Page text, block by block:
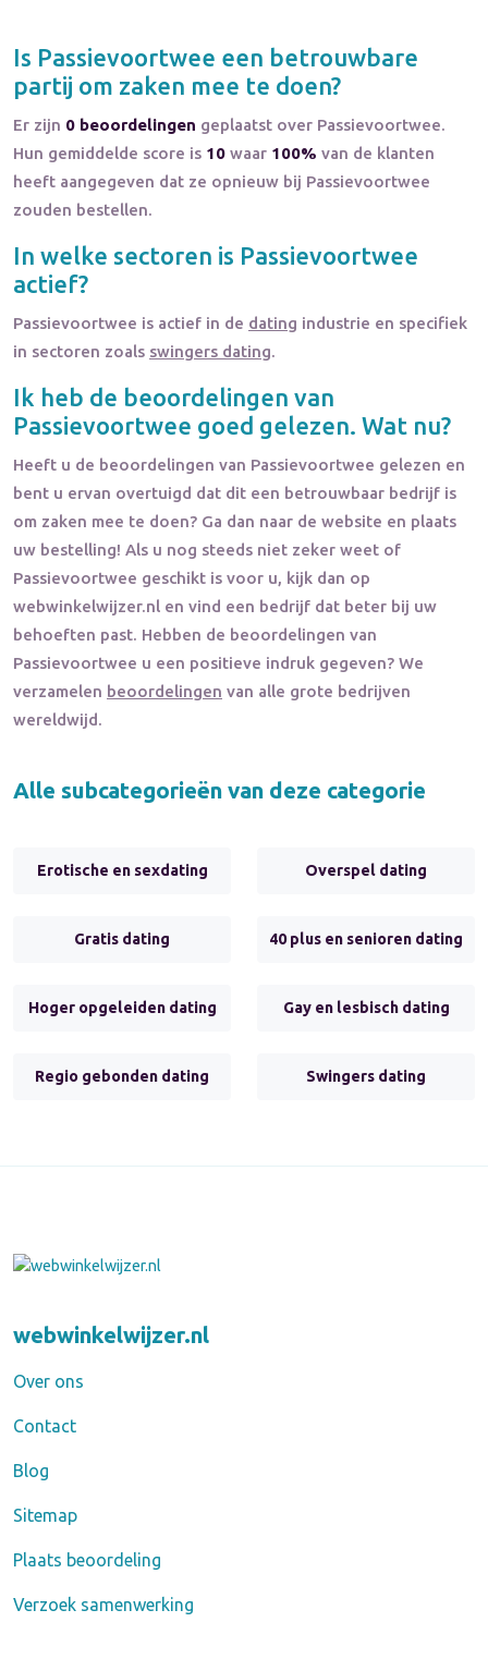
Is Passievoortwee een betrouwbare
partij om zaken mee te doen?
Er zijn 0 beoordelingen geplaatst over Passievoortwee.
Hun gemiddelde score is 10 waar 100% van de klanten
heeft aangegeven dat ze opnieuw bij Passievoortwee
zouden bestellen.
In welke sectoren is Passievoortwee
actief?
Passievoortwee is actief in de dating industrie en specifiek
in sectoren zoals swingers dating.
Ik heb de beoordelingen van
Passievoortwee goed gelezen. Wat nu?
Heeft u de beoordelingen van Passievoortwee gelezen en
bent u ervan overtuigd dat dit een betrouwbaar bedrijf is
om zaken mee te doen? Ga dan naar de website en plaats
uw bestelling! Als u nog steeds niet zeker weet of
Passievoortwee geschikt is voor u, kijk dan op
webwinkelwijzer.nl en vind een bedrijf dat beter bij uw
behoeften past. Hebben de beoordelingen van
Passievoortwee u een positieve indruk gegeven? We
verzamelen beoordelingen van alle grote bedrijven
wereldwijd.
Alle subcategorieën van deze categorie
Erotische en sexdating Overspel dating
Gratis dating 40 plus en senioren dating
Hoger opgeleiden dating Gay en lesbisch dating
Regio gebonden dating Swingers dating
webwinkelwijzer.nl
Over ons
Contact
Blog
Sitemap
Plaats beoordeling
Verzoek samenwerking